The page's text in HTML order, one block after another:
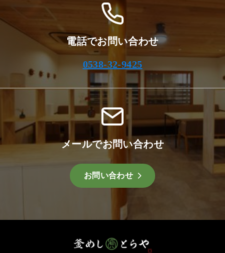
電話でお問い合わせ
0538-32-9425
メールでお問い合わせ
お問い合わせ